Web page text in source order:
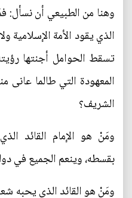
وهنا من الطبيعي أن نسأل:
الذي يقود الأمة الإسلامية
تسقط الحوامل أجنتها
المعهودة التي طالما
الشريف؟
ومَنْ هو الإمام القائد
بقسطه، وينعم الجميع في
ومَنْ هو القائد الذي يحبه